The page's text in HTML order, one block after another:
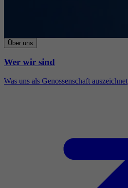
Über uns
Wer wir sind
Was uns als Genossenschaft auszeichnet